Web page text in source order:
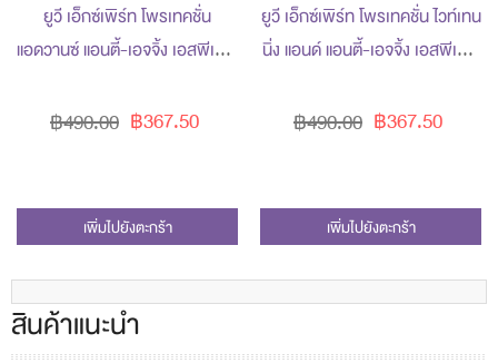
ยูวี เอ็กซ์เพิร์ท โพรเทคชั่น
แอดวานซ์ แอนตี้-เอจจิ้ง เอสพีเอฟ
฿367.50
฿490.00
เพิ่มไปยังตะกร้า
ยูวี เอ็กซ์เพิร์ท โพรเทคชั่น ไวท์เทน
นิ่ง แอนด์ แอนตี้-เอจจิ้ง เอสพีเอฟ
฿367.50
฿490.00
เพิ่มไปยังตะกร้า
สินค้าแนะนำ